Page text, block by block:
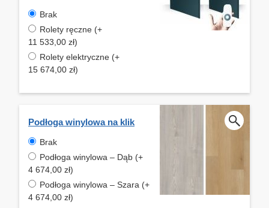
Brak
Rolety ręczne (+
11 533,00 zł)
Rolety elektryczne (+
15 674,00 zł)
Podłoga winylowa na klik
Brak
Podłoga winylowa – Dąb (+
4 674,00 zł)
Podłoga winylowa – Szara (+
4 674,00 zł)